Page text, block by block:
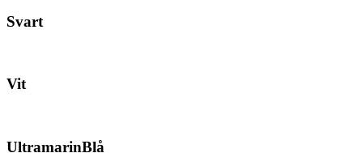
Svart
Vit
UltramarinBlå